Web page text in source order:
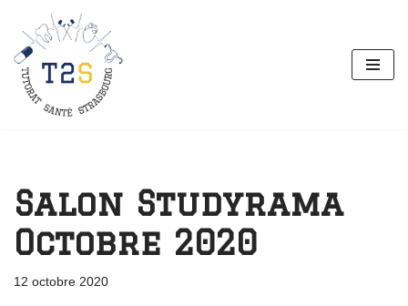
Aller
au
contenu
Salon Studyrama
Octobre 2020
12 octobre 2020